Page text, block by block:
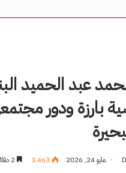
عبد الحميد
بارزة ودور
مايو 24, 2026 3٬463